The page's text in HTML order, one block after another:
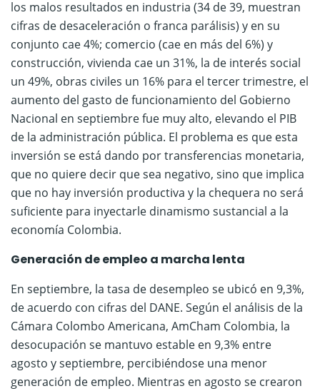
los malos resultados en industria (34 de 39, muestran
cifras de desaceleración o franca parálisis) y en su
conjunto cae 4%; comercio (cae en más del 6%) y
construcción, vivienda cae un 31%, la de interés social
un 49%, obras civiles un 16% para el tercer trimestre, el
aumento del gasto de funcionamiento del Gobierno
Nacional en septiembre fue muy alto, elevando el PIB
de la administración pública. El problema es que esta
inversión se está dando por transferencias monetaria,
que no quiere decir que sea negativo, sino que implica
que no hay inversión productiva y la chequera no será
suficiente para inyectarle dinamismo sustancial a la
economía Colombia.
Generación de empleo a marcha lenta
En septiembre, la tasa de desempleo se ubicó en 9,3%,
de acuerdo con cifras del DANE. Según el análisis de la
Cámara Colombo Americana, AmCham Colombia, la
desocupación se mantuvo estable en 9,3% entre
agosto y septiembre, percibiéndose una menor
generación de empleo. Mientras en agosto se crearon